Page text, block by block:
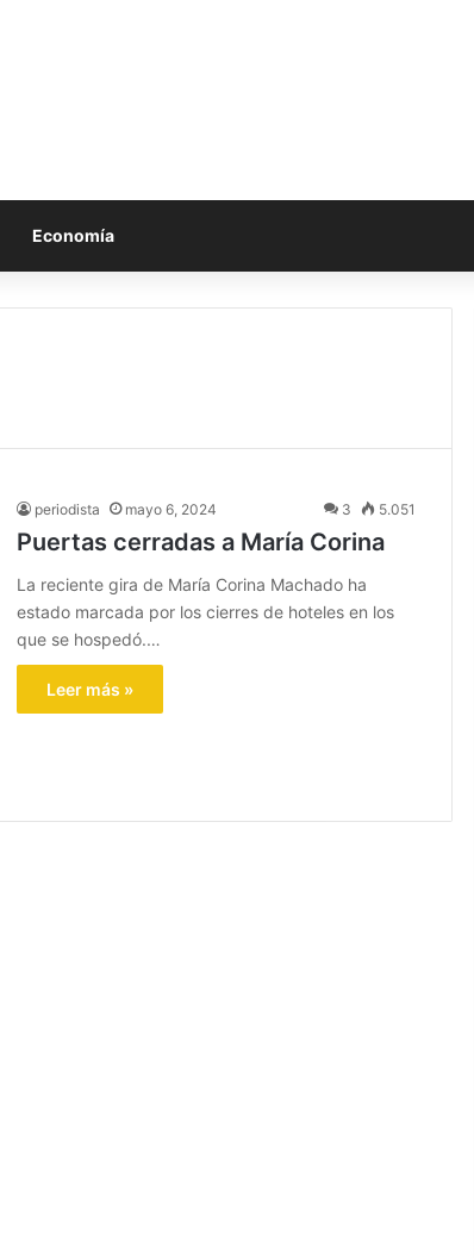
Economía
periodista mayo 6, 2024 3 5.051
Puertas cerradas a María Corina
La reciente gira de María Corina Machado ha
estado marcada por los cierres de hoteles en los
que se hospedó.…
Leer más »